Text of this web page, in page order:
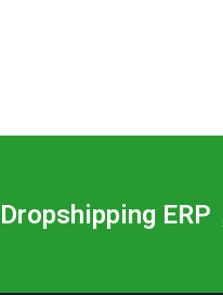
Dropshipping ERP